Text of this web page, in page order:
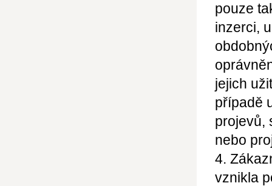
pouze
inzerci,
jejich
případě
projevů,
nebo
4.
vznikla